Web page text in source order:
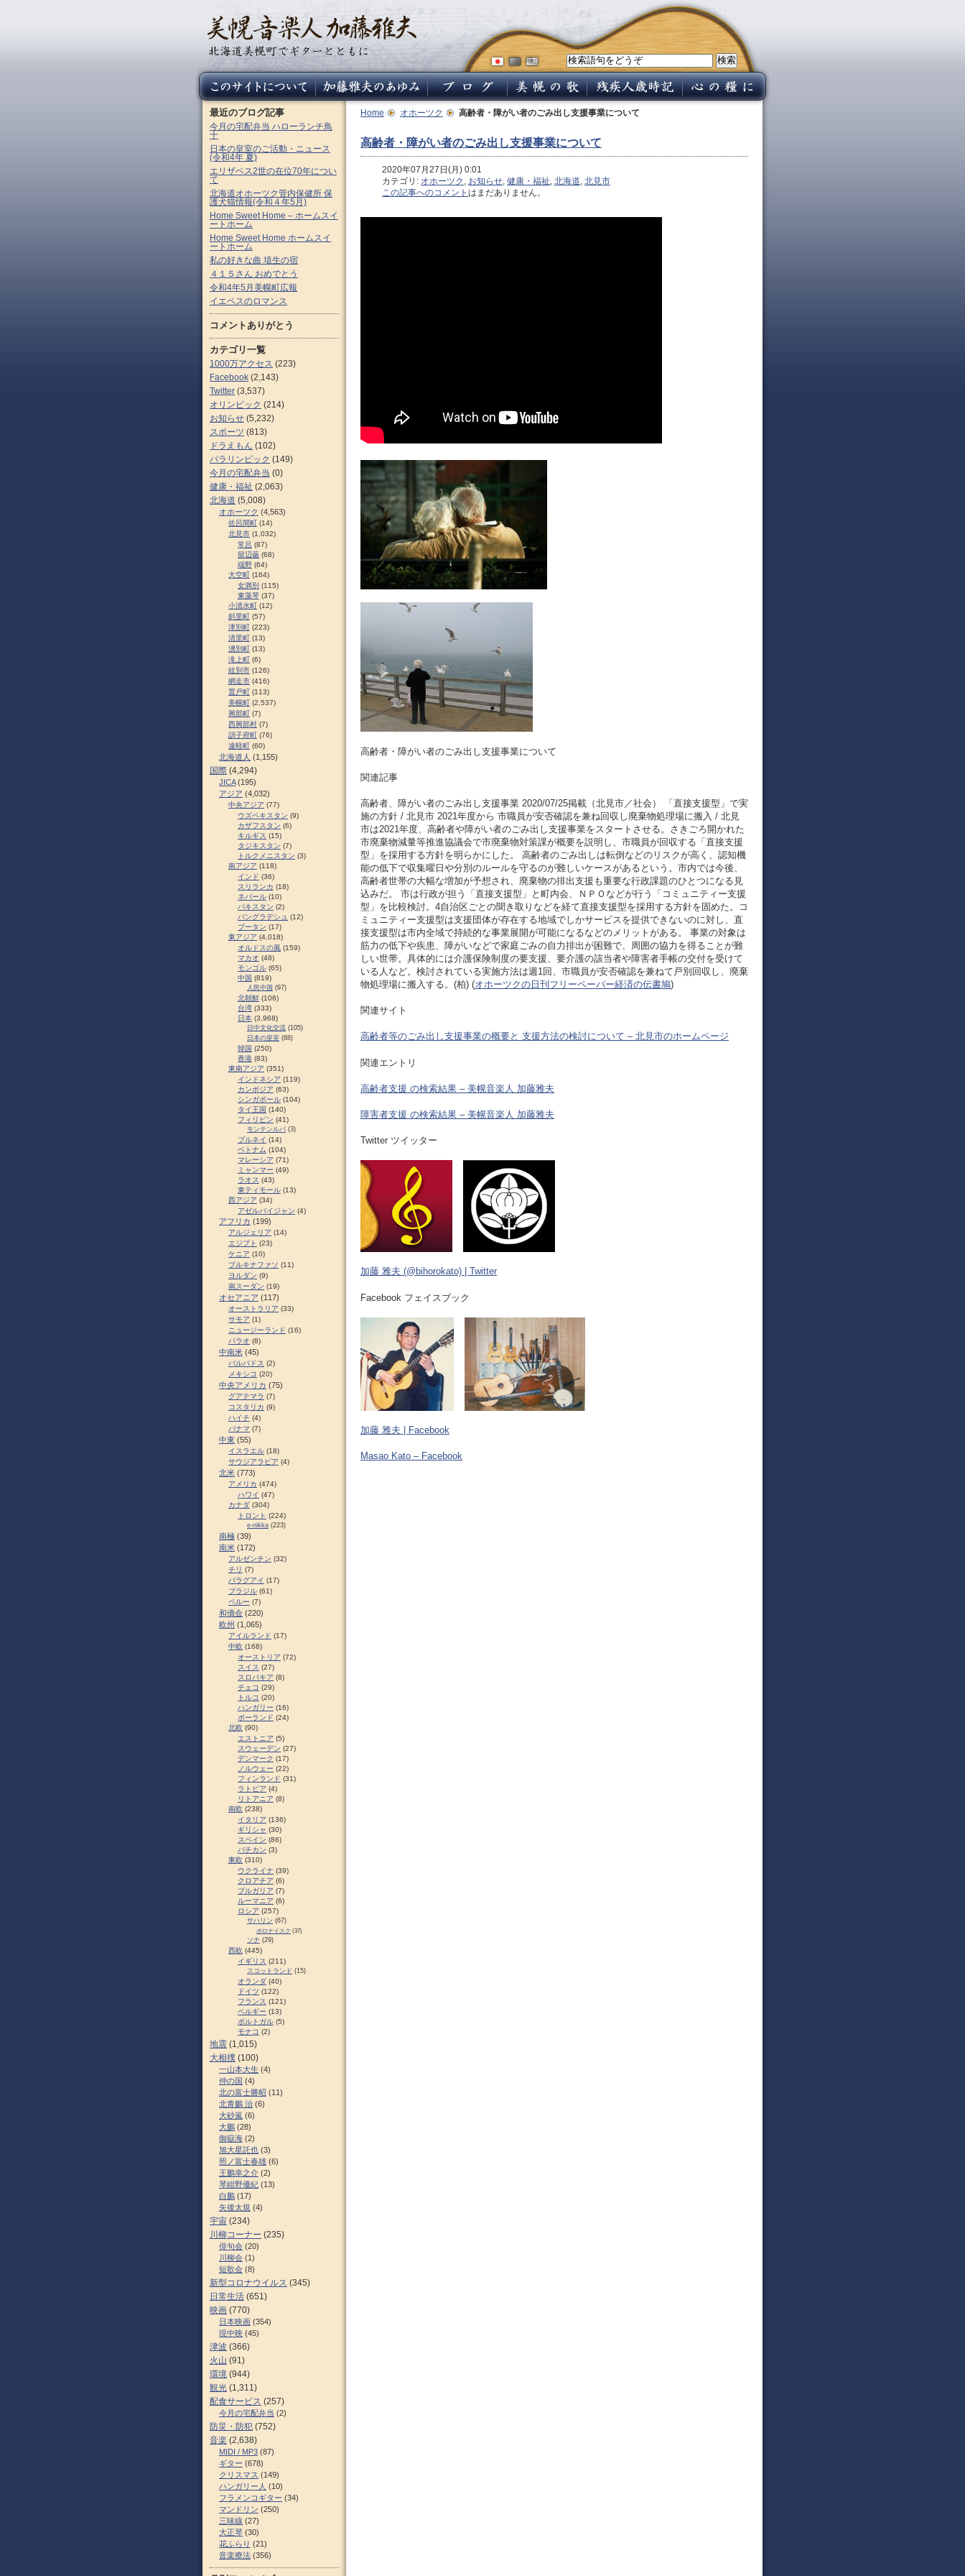
Home オホーツク 高齢者・障がい者のごみ出し支援事業について
高齢者・障がい者のごみ出し支援事業について
2020年07月27日(月) 0:01
カテゴリ: オホーツク , お知らせ, 健康・福祉, 北海道, 北見市
この記事へのコメント はまだありません。
高齢者・障がい者のごみ出し支援事業について
関連記事
高齢者、障がい者のごみ出し支援事業 2020/07/25掲載（北見市／社会） 「直接支援型」で実
施の方針 / 北見市 2021年度から 市職員が安否確認を兼ね回収し廃棄物処理場に搬入 / 北見
市は2021年度、高齢者や障がい者のごみ出し支援事業をスタートさせる。さきごろ開かれた
市廃棄物減量等推進協議会で市廃棄物対策課が概要を説明し、市職員が回収する「直接支援
型」を採用する方針を明らかにした。 高齢者のごみ出しは転倒などのリスクが高く、認知機
能の低下で収集曜日や分別のルールを守るのが難しいケースがあるという。市内では今後、
高齢者世帯の大幅な増加が予想され、廃棄物の排出支援も重要な行政課題のひとつになる見
込みだ。 市は行政が担う「直接支援型」と町内会、ＮＰＯなどが行う「コミュニティー支援
型」を比較検討。4自治区ごとの聞き取りなどを経て直接支援型を採用する方針を固めた。コ
ミュニティー支援型は支援団体が存在する地域でしかサービスを提供できないのに対し、直
接支援型は市内全域で持続的な事業展開が可能になるなどのメリットがある。 事業の対象は
筋力の低下や疾患、障がいなどで家庭ごみの自力排出が困難で、周囲の協力を得ることが難
しい世帯。具体的には介護保険制度の要支援、要介護の該当者や障害者手帳の交付を受けて
いる人など。検討されている実施方法は週1回、市職員が安否確認を兼ねて戸別回収し、廃棄
物処理場に搬入する。(柏) (オホーツクの日刊フリーペーパー経済の伝書鳩)
関連サイト
高齢者等のごみ出し支援事業の概要と 支援方法の検討について – 北見市のホームページ
関連エントリ
高齢者支援 の検索結果 – 美幌音楽人 加藤雅夫
障害者支援 の検索結果 – 美幌音楽人 加藤雅夫
Twitter ツイッター
加藤 雅夫 (@bihorokato) | Twitter
Facebook フェイスブック
加藤 雅夫 | Facebook
Masao Kato – Facebook
最近のブログ記事
今月の宅配弁当 ハローランチ鳥
十
日本の皇室のご活動・ニュース
(令和4年 夏)
エリザベス2世の在位70年につい
て
北海道オホーツク管内保健所 保
護犬猫情報(令和４年5月)
Home Sweet Home – ホームスイ
ートホーム
Home Sweet Home ホームスイ
ートホーム
私の好きな曲 埴生の宿
４１５さん おめでとう
令和4年5月美幌町広報
イエペスのロマンス
コメントありがとう
カテゴリ一覧
1000万アクセス (223)
Facebook (2,143)
Twitter (3,537)
オリンピック (214)
お知らせ (5,232)
スポーツ (813)
ドラえもん (102)
パラリンピック (149)
今月の宅配弁当 (0)
健康・福祉 (2,063)
北海道 (5,008)
オホーツク (4,563)
佐呂間町 (14)
北見市 (1,032)
常呂 (87)
留辺蘂 (68)
端野 (64)
大空町 (164)
女満別 (115)
東藻琴 (37)
小清水町 (12)
斜里町 (57)
津別町 (223)
清里町 (13)
湧別町 (13)
滝上町 (6)
紋別市 (126)
網走市 (416)
置戸町 (113)
美幌町 (2,537)
興部町 (7)
西興部村 (7)
訓子府町 (76)
遠軽町 (60)
北海道人 (1,155)
国際 (4,294)
JICA(195)
アジア (4,032)
中央アジア (77)
ウズベキスタン (9)
カザフスタン (6)
キルギス (15)
タジキスタン (7)
トルクメニスタン (3)
南アジア (118)
インド (36)
スリランカ (18)
ネパール (10)
パキスタン (2)
バングラデシュ (12)
ブータン (17)
東アジア (4,018)
オルドスの風 (159)
マカオ (48)
モンゴル (65)
中国 (819)
人民中国 (97)
北朝鮮 (106)
台湾 (333)
日本 (3,968)
日中文化交流 (105)
日本の皇室 (88)
韓国 (250)
香港 (83)
東南アジア (351)
インドネシア (119)
カンボジア (63)
シンガポール (104)
タイ王国 (140)
フィリピン (41)
モンテンルパ (3)
ブルネイ (14)
ベトナム (104)
マレーシア (71)
ミャンマー (49)
ラオス (43)
東ティモール (13)
西アジア (34)
アゼルバイジャン (4)
アフリカ (199)
アルジェリア (14)
エジプト (23)
ケニア (10)
ブルキナファソ (11)
ヨルダン (9)
南スーダン (19)
オセアニア (117)
オーストラリア (33)
サモア (1)
ニュージーランド (16)
パラオ (8)
中南米 (45)
バルバドス (2)
メキシコ (20)
中央アメリカ (75)
グアテマラ (7)
コスタリカ (9)
ハイチ (4)
パナマ (7)
中東 (55)
イスラエル (18)
サウジアラビア (4)
北米 (773)
アメリカ (474)
ハワイ (47)
カナダ (304)
トロント (224)
e-nikka (223)
南極 (39)
南米 (172)
アルゼンチン (32)
チリ (7)
パラグアイ (17)
ブラジル (61)
ペルー (7)
和僑会 (220)
欧州 (1,065)
アイルランド (17)
中欧 (168)
オーストリア (72)
スイス (27)
スロパキア (8)
チェコ (29)
トルコ (20)
ハンガリー (16)
ポーランド (24)
北欧 (90)
エストニア (5)
スウェーデン (27)
デンマーク (17)
ノルウェー (22)
フィンランド (31)
ラトビア (4)
リトアニア (8)
南欧 (238)
イタリア (136)
ギリシャ (30)
スペイン (86)
バチカン (3)
東欧 (310)
ウクライナ (39)
クロアチア (6)
ブルガリア (7)
ルーマニア (6)
ロシア (257)
サハリン (67)
ポロナイスク (37)
ソチ (29)
西欧 (445)
イギリス (211)
スコットランド (15)
オランダ (40)
ドイツ (122)
フランス (121)
ベルギー (13)
ポルトガル (5)
モナコ (2)
地震 (1,015)
大相撲 (100)
一山本大生 (4)
仲の国 (4)
北の富士勝昭 (11)
北青鵬 治 (6)
大砂嵐 (6)
大鵬 (28)
御嶽海 (2)
旭大星託也 (3)
照ノ富士春雄 (6)
王鵬幸之介 (2)
琴紺野優紀 (13)
白鵬 (17)
矢後太規 (4)
宇宙 (234)
川柳コーナー (235)
俳句会 (20)
川柳会 (1)
短歌会 (8)
新型コロナウイルス (345)
日常生活 (651)
映画 (770)
日本映画 (354)
現中映 (45)
津波 (366)
火山 (91)
環境 (944)
観光 (1,311)
配食サービス (257)
今月の宅配弁当 (2)
防災・防犯 (752)
音楽 (2,638)
MIDI / MP3 (87)
ギター (678)
クリスマス (149)
ハンガリー人 (10)
フラメンコギター (34)
マンドリン (250)
三味線 (27)
大正琴 (30)
花ふらり (21)
音楽療法 (356)